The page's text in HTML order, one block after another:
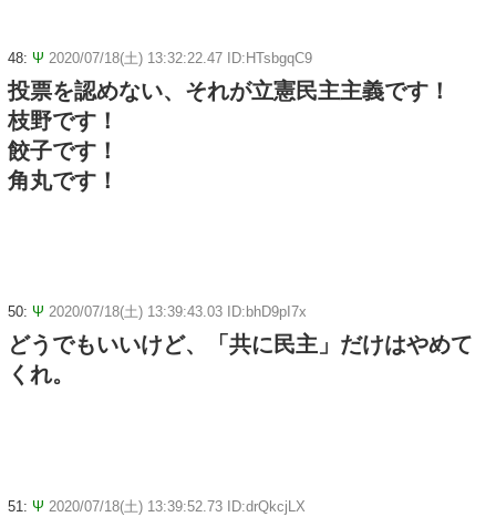
48: Ψ 2020/07/18(土) 13:32:22.47 ID:HTsbgqC9
投票を認めない、それが立憲民主主義です！
枝野です！
餃子です！
角丸です！
50: Ψ 2020/07/18(土) 13:39:43.03 ID:bhD9pI7x
どうでもいいけど、「共に民主」だけはやめて
くれ。
51: Ψ 2020/07/18(土) 13:39:52.73 ID:drQkcjLX